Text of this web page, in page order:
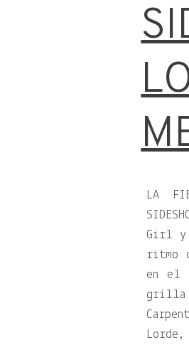
LA
Girl y
ritmo
en el
grilla